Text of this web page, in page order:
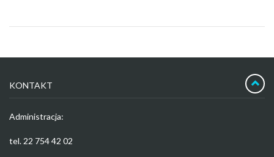
KONTAKT
Administracja:
tel. 22 754 42 02